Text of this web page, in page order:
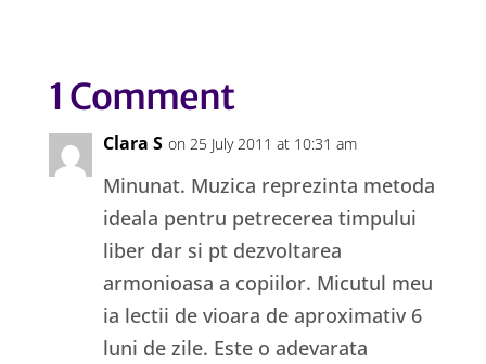
1 Comment
Clara S on 25 July 2011 at 10:31 am
Minunat. Muzica reprezinta metoda
ideala pentru petrecerea timpului
liber dar si pt dezvoltarea
armonioasa a copiilor. Micutul meu
ia lectii de vioara de aproximativ 6
luni de zile. Este o adevarata